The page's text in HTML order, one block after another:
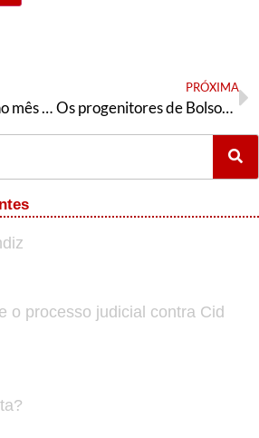
Cursos da ELAHP no mês de março
PRÓXIMA
Os progenitores de Bolsonaro
o processo judicial contra Cid